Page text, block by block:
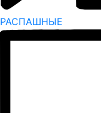
РАСПАШНЫЕ